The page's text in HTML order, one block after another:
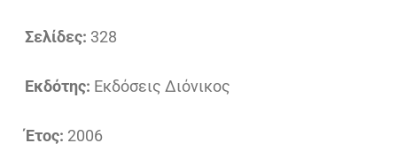
Σελίδες: 328
Εκδότης: Εκδόσεις Διόνικος
Έτος: 2006